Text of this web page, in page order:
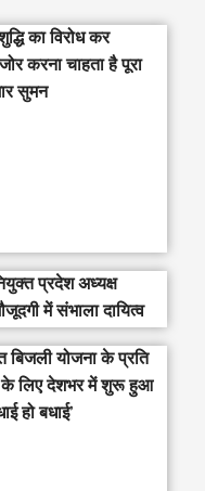
का विरोध कर
करना चाहता है पूरा
सुमन
प्रदेश अध्यक्ष
में संभाला दायित्व
बिजली योजना के प्रति
के लिए देशभर में शुरू हुआ
हो बधाई’